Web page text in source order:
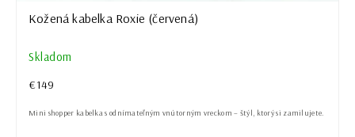
Kožená kabelka Roxie (červená)
Skladom
€149
Mini shopper kabelka s odnímateľným vnútorným vreckom – štýl, ktorý si zamilujete.